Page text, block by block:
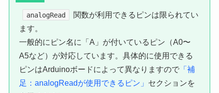
analogRead
関数が利用できるピンは限られてい
ます。
一般的にピン名に「A」が付いているピン（A0〜
A5など）が対応しています。具体的に使用できる
ピンはArduinoボードによって異なりますので「補
足：analogReadが使用できるピン」 セクションを